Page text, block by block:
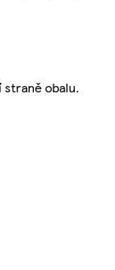
straně obalu.